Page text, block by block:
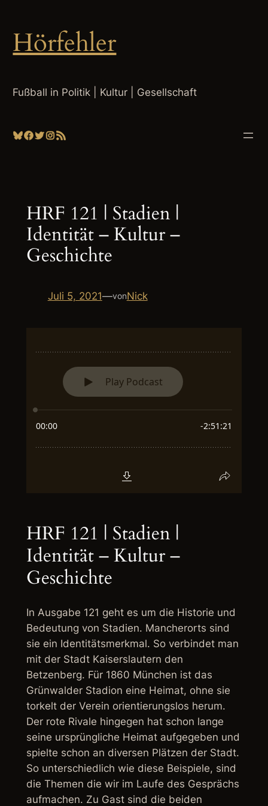
springen
Hörfehler
Fußball in Politik | Kultur | Gesellschaft
Bluesky
Facebook
Twitter
Instagram
RSS-Feed
HRF 121 | Stadien |
Identität – Kultur –
Geschichte
Juli 5, 2021—vonNick
HRF 121 | Stadien |
Identität – Kultur –
Geschichte
In Ausgabe 121 geht es um die Historie und
Bedeutung von Stadien. Mancherorts sind
sie ein Identitätsmerkmal. So verbindet man
mit der Stadt Kaiserslautern den
Betzenberg. Für 1860 München ist das
Grünwalder Stadion eine Heimat, ohne sie
torkelt der Verein orientierungslos herum.
Der rote Rivale hingegen hat schon lange
seine ursprüngliche Heimat aufgegeben und
spielte schon an diversen Plätzen der Stadt.
So unterschiedlich wie diese Beispiele, sind
die Themen die wir im Laufe des Gesprächs
aufmachen. Zu Gast sind die beiden